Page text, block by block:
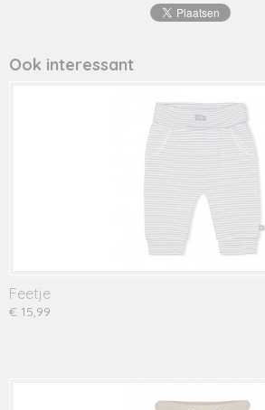
Productcode leverancier
Ook interessant
Feetje
€ 15,99